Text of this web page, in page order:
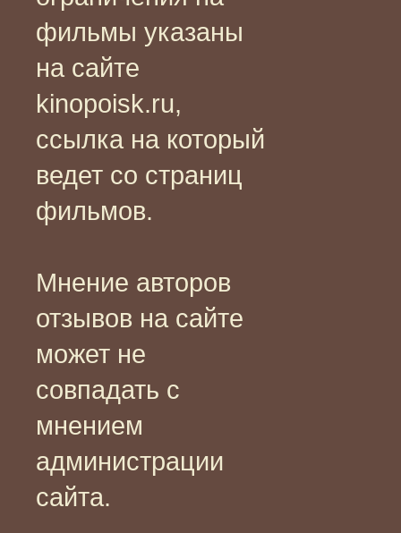
фильмы указаны
на сайте
kinopoisk.ru,
ссылка на который
ведет со страниц
фильмов.
Мнение авторов
отзывов на сайте
может не
совпадать с
мнением
администрации
сайта.